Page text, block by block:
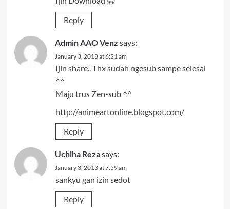
Reply
Admin AAO Venz says:
January 3, 2013 at 6:21 am
Ijin share.. Thx sudah ngesub sampe selesai
^^
Maju trus Zen-sub ^^
http://animeartonline.blogspot.com/
Reply
Uchiha Rezasays:
January 3, 2013 at 7:59 am
sankyu gan izin sedot
Reply